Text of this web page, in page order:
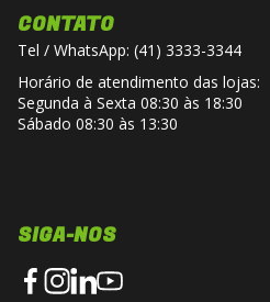
CONTATO
Tel / WhatsApp: (41) 3333-3344
Horário de atendimento das lojas:
Segunda à Sexta 08:30 às 18:30
Sábado 08:30 às 13:30
SIGA-NOS